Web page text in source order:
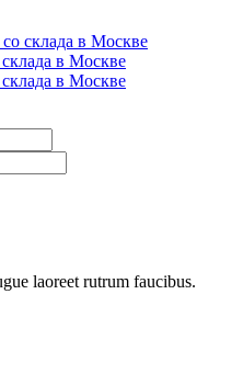
laoreet rutrum faucibus.